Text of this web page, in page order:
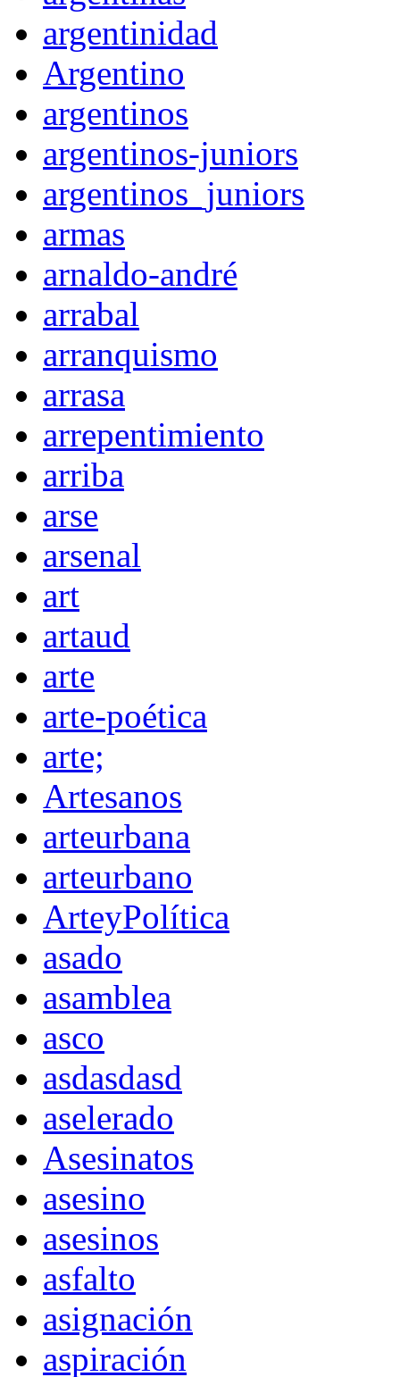
argentinidad
Argentino
argentinos
argentinos-juniors
argentinos_juniors
armas
arnaldo-andré
arrabal
arranquismo
arrasa
arrepentimiento
arriba
arse
arsenal
art
artaud
arte
arte-poética
arte;
Artesanos
arteurbana
arteurbano
ArteyPolítica
asado
asamblea
asco
asdasdasd
aselerado
Asesinatos
asesino
asesinos
asfalto
asignación
aspiración